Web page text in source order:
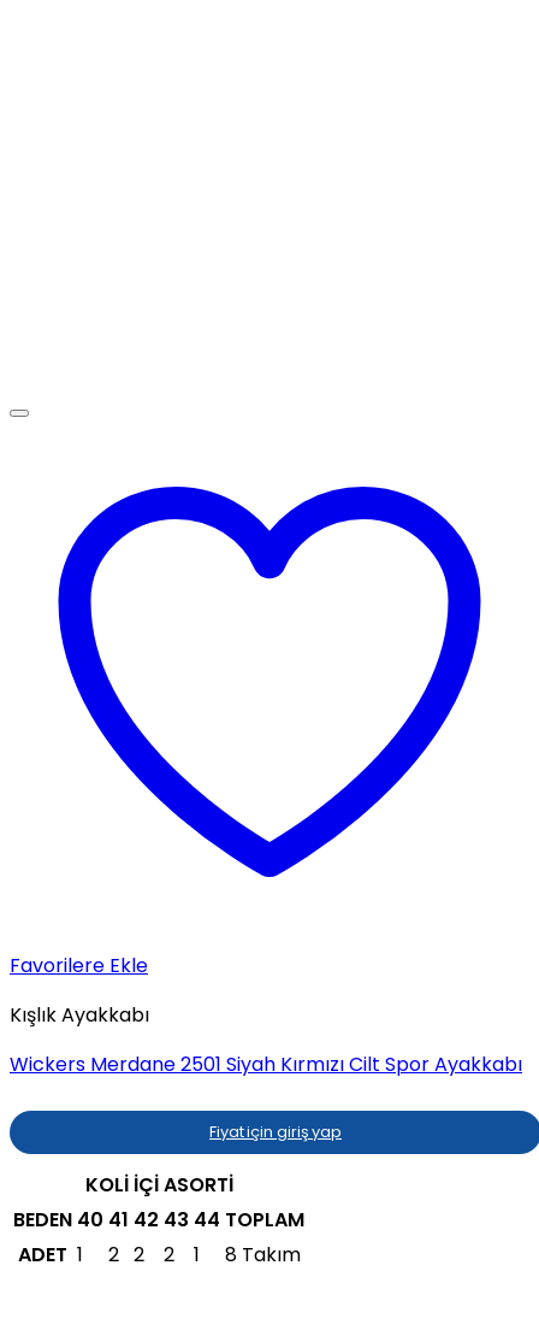
Favorilere Ekle
Kışlık Ayakkabı
Wickers Merdane 2501 Siyah Kırmızı Cilt Spor Ayakkabı
Fiyat için giriş yap
KOLİ İÇİ ASORTİ
BEDEN 40 41 42 43 44 TOPLAM
ADET 1 2 2 2 1 8 Takım